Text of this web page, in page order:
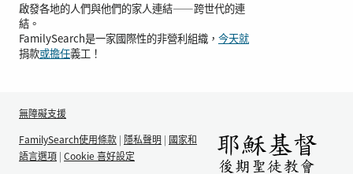
啟發各地的人們與他們的家人連結——跨世代的連
結。
FamilySearch是一家國際性的非營利組織， 今天就
捐款或擔任義工！
無障礙支援
FamilySearch使用條款 | 隱私聲明 | 國家和
語言選項 | Cookie 喜好設定